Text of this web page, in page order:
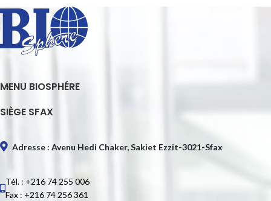
MENU BIOSPHÉRE
SIÈGE SFAX
Adresse : Avenu Hedi Chaker, Sakiet Ezzit-3021-Sfax
Tél. : +216 74 255 006
Fax : +216 74 256 361